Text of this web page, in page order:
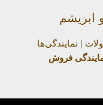
ابریشم
| نمایندگی‌ها
فروش